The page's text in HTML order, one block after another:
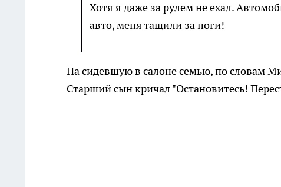
Хотя я даже за рулем не ехал.
авто, меня тащили за ноги!
На сидевшую в салоне семью, по словам
Старший сын кричал "Остановитесь!